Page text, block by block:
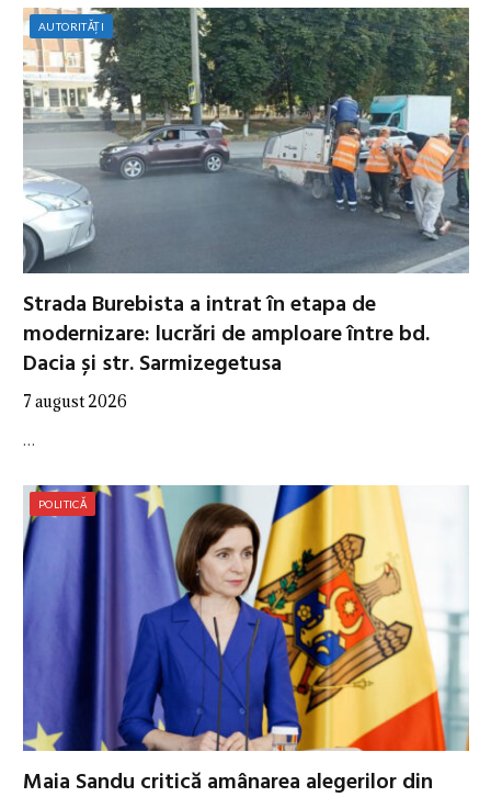
AUTORITĂȚI
Strada Burebista a intrat în etapa de
modernizare: lucrări de amploare între bd.
Dacia și str. Sarmizegetusa
7 august 2026
…
POLITICĂ
Maia Sandu critică amânarea alegerilor din